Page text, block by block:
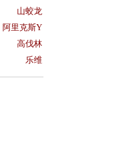
山蛟龙
阿里克斯Y
高伐林
乐维